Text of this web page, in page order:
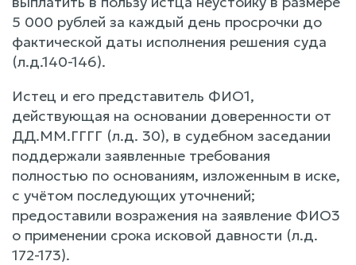
5 000 рублей за каждый день просрочки до
фактической даты исполнения решения суда
(л.д.140-146).
Истец и его представитель ФИО1,
действующая на основании доверенности от
ДД.ММ.ГГГГ (л.д. 30), в судебном заседании
поддержали заявленные требования
полностью по основаниям, изложенным в иске,
с учётом последующих уточнений;
предоставили возражения на заявление ФИО3
о применении срока исковой давности (л.д.
172-173).